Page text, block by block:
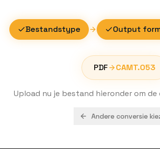
Bestandstype Output
PDF CAMT.053
Upload nu je bestand hieronder om
Andere conversie